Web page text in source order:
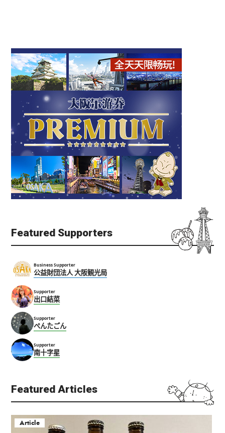
Featured Supporters
Business Supporter
公益財団法人 大阪観光局
Supporter
出口結菜
Supporter
ぺんたごん
Supporter
南十字星
Featured Articles
Article